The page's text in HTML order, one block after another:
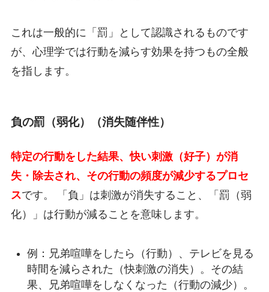
これは一般的に「罰」として認識されるものです
が、心理学では行動を減らす効果を持つもの全般
を指します。
負の罰（弱化）（消失随伴性）
特定の行動をした結果、快い刺激（好子）が消
失・除去され、その行動の頻度が減少するプロセ
スです。 「負」は刺激が消失すること、「罰（弱
化）」は行動が減ることを意味します。
例：兄弟喧嘩をしたら（行動）、テレビを見る
時間を減らされた（快刺激の消失）。その結
果、兄弟喧嘩をしなくなった（行動の減少）。